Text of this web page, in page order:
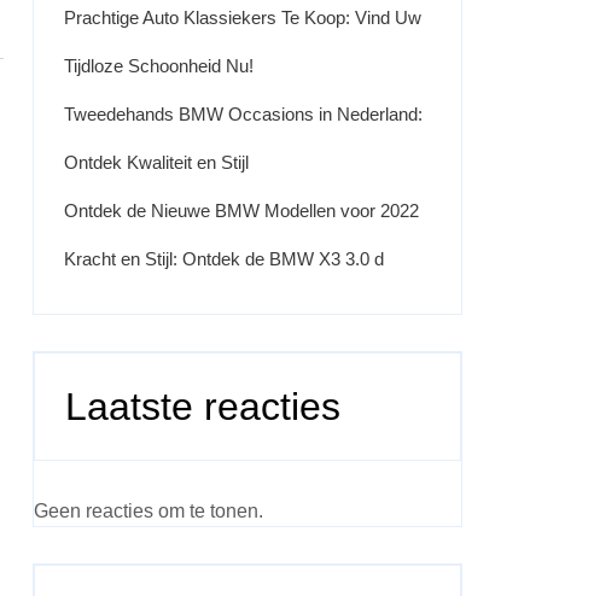
Prachtige Auto Klassiekers Te Koop: Vind Uw
Tijdloze Schoonheid Nu!
Tweedehands BMW Occasions in Nederland:
Ontdek Kwaliteit en Stijl
Ontdek de Nieuwe BMW Modellen voor 2022
Kracht en Stijl: Ontdek de BMW X3 3.0 d
Laatste reacties
Geen reacties om te tonen.